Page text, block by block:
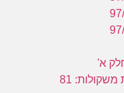
16:30 - ישיר! א. העולם בהרמת משקולות: 81